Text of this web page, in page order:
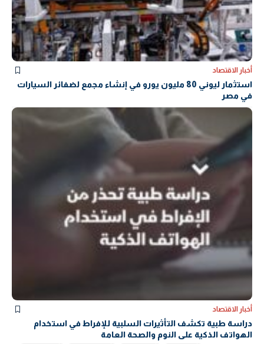
أخبار الاقتصاد
استثمار ليوني 80 مليون يورو في إنشاء مجمع لضفائر السيارات
في مصر
أخبار الاقتصاد
دراسة طبية تكشف التأثيرات السلبية للإفراط في استخدام
الهواتف الذكية على النوم والصحة العامة